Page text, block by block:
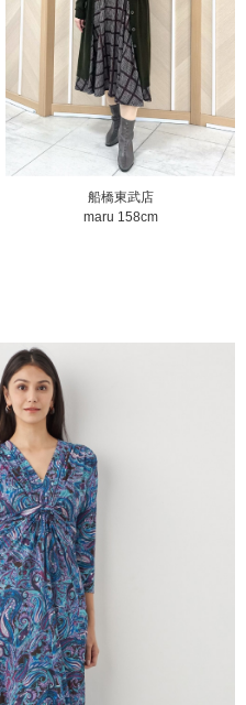
船橋東武店
maru 158cm